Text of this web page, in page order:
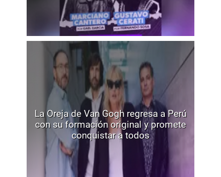
La Oreja de Van Gogh regresa a Perú
con su formación original y promete
conquistar a todos